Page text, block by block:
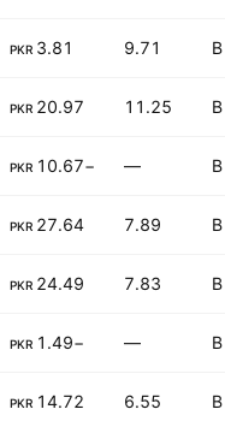
9.71
3.81
PKR
11.25
20.97
PKR
—
−10.67
PKR
7.89
27.64
PKR
7.83
24.49
PKR
—
−1.49
PKR
6.55
14.72
PKR